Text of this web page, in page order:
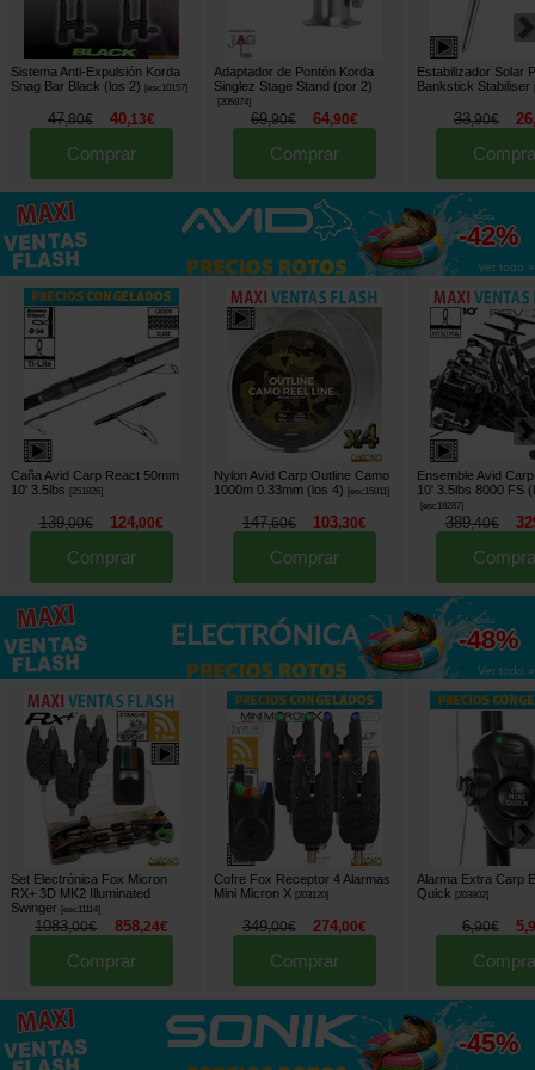
Sistema Anti-Expulsión Korda
Snag Bar Black (los 2)
[esc10157]
47,80€ 40,13€
Comprar
Adaptador de Pontón Korda
Singlez Stage Stand (por 2)
[205874]
69,90€ 64,90€
Comprar
Estabilizador Solar
Bankstick Stabiliser
33,90€ 26
hasta
-42%
Ver todo »
Caña Avid Carp React 50mm
10' 3.5lbs
251826]
139,00€ 124,00€
Comprar
Nylon Avid Carp Outline Camo
1000m 0.33mm (los 4)
[esc15011]
147,60€ 103,30€
Comprar
Ensemble Avid
10' 3.5lbs 8000 FS
[esc18287]
389,40€
hasta
-48%
Ver todo »
Set Electrónica Fox Micron
RX+ 3D MK2 Illuminated
Swinger [esc11114]
1083,00€ 858,24€
Comprar
Cofre Fox Receptor 4 Alarmas
Mini Micron X [203120]
349,00€ 274,00€
Comprar
Alarma Extra Carp
Quick [203802]
6,90€ 5,
hasta
-45%